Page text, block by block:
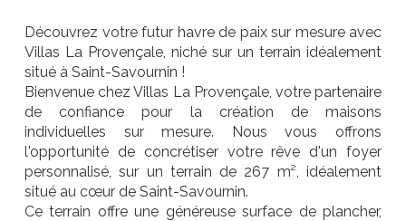
Découvrez votre futur havre de paix sur mesure avec
Villas La Provençale, niché sur un terrain idéalement
situé à Saint-Savournin !
Bienvenue chez Villas La Provençale, votre partenaire
de confiance pour la création de maisons
individuelles sur mesure. Nous vous offrons
l'opportunité de concrétiser votre rêve d'un foyer
personnalisé, sur un terrain de 267 m², idéalement
situé au cœur de Saint-Savournin.
Ce terrain offre une généreuse surface de plancher,